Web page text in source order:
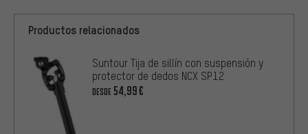
Productos relacionados
Suntour Tija de sillín con suspensión y
protector de dedos NCX SP12
DESDE 54,99€